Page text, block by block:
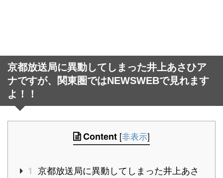
京都放送局に異動してしまった井上あさひア
ナですが、関東圏ではNEWSWEBで見れます
よ！！
Content [非表示]
1 京都放送局に異動してしまった井上あさ